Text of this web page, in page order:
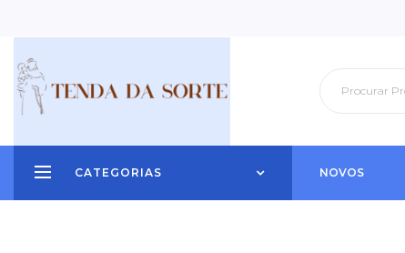
CATEGORIAS NOVOS